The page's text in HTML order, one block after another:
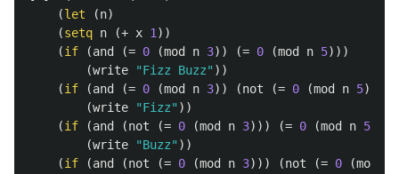
(let (n)
(setq n (+ x 1 ))
(if (and (= 0 (mod n 3)) (= 0 (mod n 5)))
(write "Fizz Buzz" ))
(if (and (= 0 (mod n 3)) (not (= 0 (mod n 5))))
(write "Fizz" ))
(if (and (not (= 0 (mod n 3))) (= 0 (mod n 5
(write "Buzz" ))
(if (and (not (= 0 (mod n 3))) (not (= 0 (mod